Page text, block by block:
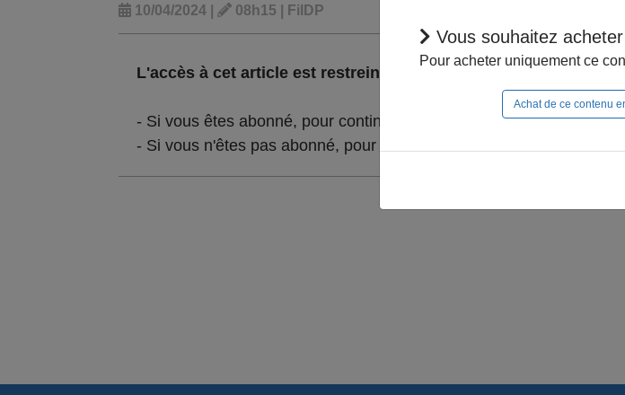
10/04/2024 | 08h15 | FilDP
L'accès à cet article est restreint :
- Si vous êtes abonné, pour continuer à naviguer dans le site, vous
- Si vous n'êtes pas abonné, pour lire la suite, vous pouvez
Vous souhaitez
Pour acheter uniquement ce
Achat de ce contenu